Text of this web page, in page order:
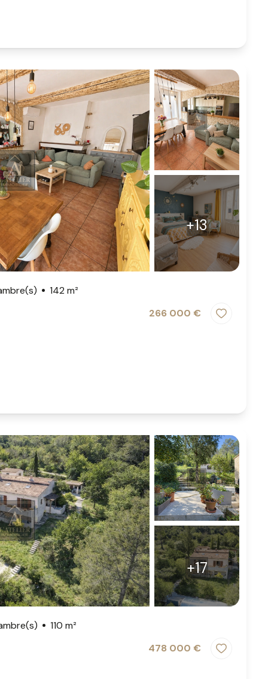
+13
142 m²
266 000 €
+17
110 m²
478 000 €